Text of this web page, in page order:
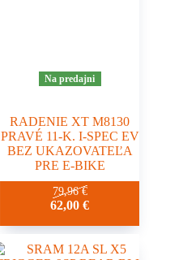
Na predajni
RADENIE XT M8130
PRAVÉ 11-K. I-SPEC EV
BEZ UKAZOVATEĽA
PRE E-BIKE
79,96€
62,00€